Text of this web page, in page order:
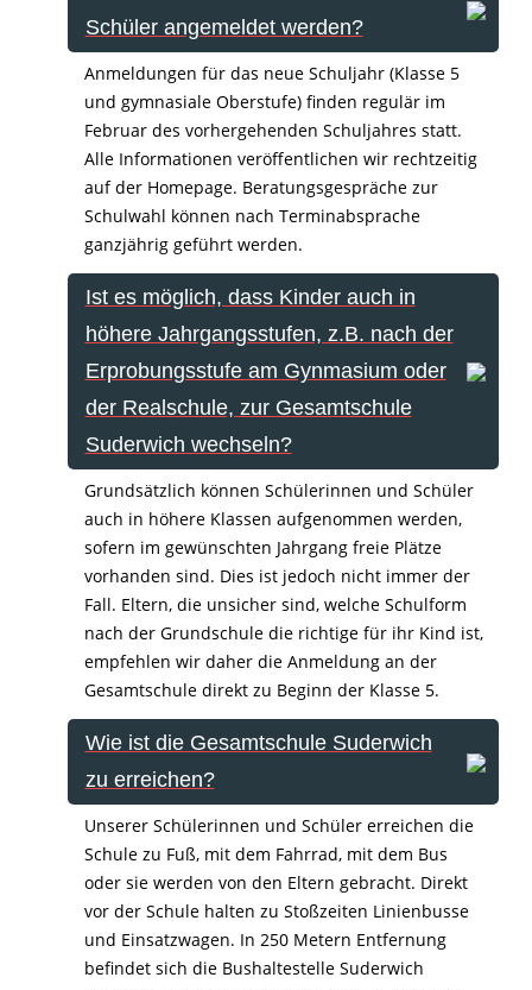
Schüler angemeldet werden?
Anmeldungen für das neue Schuljahr (Klasse 5
und gymnasiale Oberstufe) finden regulär im
Februar des vorhergehenden Schuljahres statt.
Alle Informationen veröffentlichen wir rechtzeitig
auf der Homepage. Beratungsgespräche zur
Schulwahl können nach Terminabsprache
ganzjährig geführt werden.
Ist es möglich, dass Kinder auch in
höhere Jahrgangsstufen, z.B. nach der
Erprobungsstufe am Gynmasium oder
der Realschule, zur Gesamtschule
Suderwich wechseln?
Grundsätzlich können Schülerinnen und Schüler
auch in höhere Klassen aufgenommen werden,
sofern im gewünschten Jahrgang freie Plätze
vorhanden sind. Dies ist jedoch nicht immer der
Fall. Eltern, die unsicher sind, welche Schulform
nach der Grundschule die richtige für ihr Kind ist,
empfehlen wir daher die Anmeldung an der
Gesamtschule direkt zu Beginn der Klasse 5.
Wie ist die Gesamtschule Suderwich
zu erreichen?
Unserer Schülerinnen und Schüler erreichen die
Schule zu Fuß, mit dem Fahrrad, mit dem Bus
oder sie werden von den Eltern gebracht. Direkt
vor der Schule halten zu Stoßzeiten Linienbusse
und Einsatzwagen. In 250 Metern Entfernung
befindet sich die Bushaltestelle Suderwich